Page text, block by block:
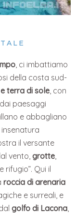
, ci imbattiamo
della costa sud-
terra di sole, con
paesaggi
e abbagliano
il versante
vento,grotte
rifugio”. Qui il
roccia di arenaria
e surreali, e
golfo di Lacona